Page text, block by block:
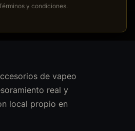
y condiciones.
de vapeo
real y
local propio en